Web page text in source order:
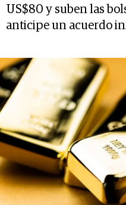
US$80 y suben las
anticipe un acuerdo